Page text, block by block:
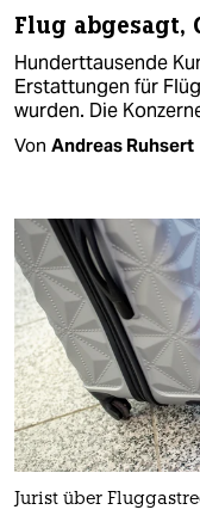
Flug abgesagt,
Hunderttausende
Erstattungen für
wurden. Die
Von Andreas Ruhsert
Jurist über